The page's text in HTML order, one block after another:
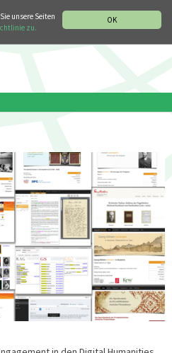
OK
unsere Seiten
zu.